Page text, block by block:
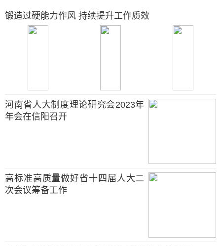
锻造过硬能力作风 持续提升工作质效
河南省人大制度理论研究会2023年
年会在信阳召开
高标准高质量做好省十四届人大二
次会议筹备工作